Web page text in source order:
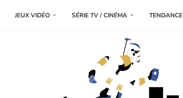
JEUX VIDÉO SÉRIE TV / CINÉMA TENDANCE